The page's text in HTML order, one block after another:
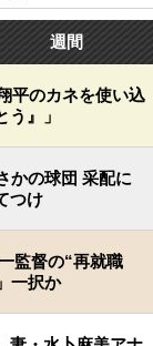
週間
平のカネを使い込
』」
かの球団 采配に
つけ
監督の“再就職
一択か